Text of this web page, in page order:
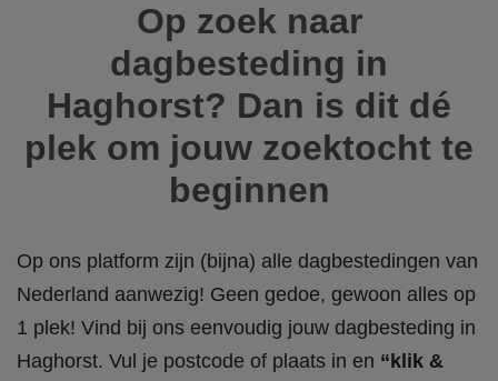
Op zoek naar
dagbesteding in
Haghorst? Dan is dit dé
plek om jouw zoektocht te
beginnen
Op ons platform zijn (bijna) alle dagbestedingen van
Nederland aanwezig! Geen gedoe, gewoon alles op
1 plek! Vind bij ons eenvoudig jouw dagbesteding in
Haghorst. Vul je postcode of plaats in en “klik &